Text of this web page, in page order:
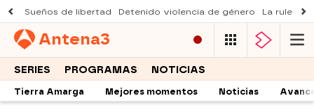
Sueños de libertad Detenido violencia de género La ruleta
Antena3
SERIES PROGRAMAS NOTICIAS
Tierra Amarga Mejores momentos Noticias